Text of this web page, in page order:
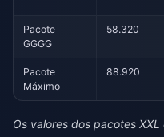
Pacote
GGGG
58.320
Pacote
Máximo
88.920
Os valores dos pacotes